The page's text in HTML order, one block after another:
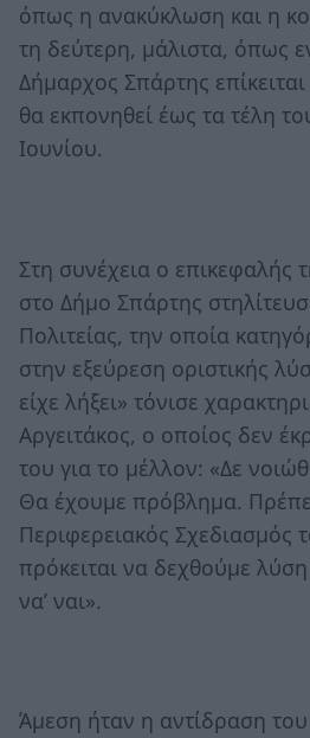
όπως η ανακύκλωση και η
τη δεύτερη, μάλιστα, όπως
Δήμαρχος Σπάρτης
θα εκπονηθεί έως τα τέλη
Ιουνίου.
Στη συνέχεια ο επικεφαλής
στο Δήμο Σπάρτης
Πολιτείας, την οποία
στην εξεύρεση οριστικής
είχε λήξει» τόνισε
Αργειτάκος, ο οποίος δεν
του για το μέλλον: «Δε
Θα έχουμε πρόβλημα.
Περιφερειακός Σχεδιασμός
πρόκειται να δεχθούμε λύση
να’ ναι».
Άμεση ήταν η αντίδραση